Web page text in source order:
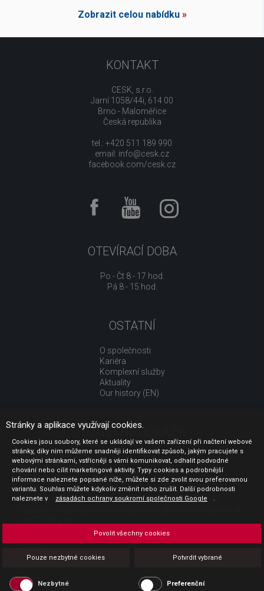
Zobrazit celou nabídku»
KONTAKT
CESK, s.r.o.
Jarní 1058/44i, 614 00
Brno - Maloměřice
Česká republika
tel.: +420 511 189 990
email: info@cesk.cz
facebook.com/cesk.cz
OTEVÍRACÍ DOBA
Po - Čt 8 - 17 hod.
Pá 8 - 15 hod.
OSTATNÍ
O společnosti
Kariéra
Komplexní služby
Aktuality
Our history (EN)
UŽITEČNÉ ODKAZY
Jak nakupovat
Obchodní podmínky
GDPR - ochrana osobních údajů
Profil zadavatele
Sdělení před uzavřením kupní smlouvy pro spotřebitele
Platba
Povinná publicita
Stránky a aplikace využívají cookies.
Cookies jsou soubory, které se ukládají ve vašem zařízení při načtení webové
stránky, díky nim můžeme snadněji identifikovat způsob, jakým pracujete s
webovými stránkami, vstřícněji s vámi komunikovat, odhalit podvodné
chování nebo cílit marketingové aktivity. Typy cookies a podrobnější
informace naleznete popsané níže, můžete si zde zvolit svou preferovanou
variantu. Souhlas můžete kdykoliv změnit nebo zrušit. Další podrobnosti
naleznete v
zásadách ochrany soukromí společnosti Google .
Pouze nezbytné cookies Potvrdit vybrané
Povolit všechny cookies
Nezbytné Preferenční